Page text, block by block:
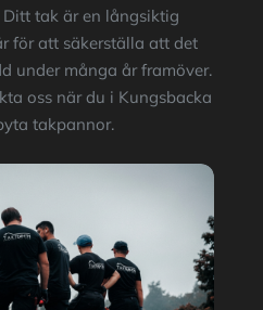
tak är en långsiktig
för att säkerställa att det
under många år framöver.
oss när du i Kungsbacka
takpannor.